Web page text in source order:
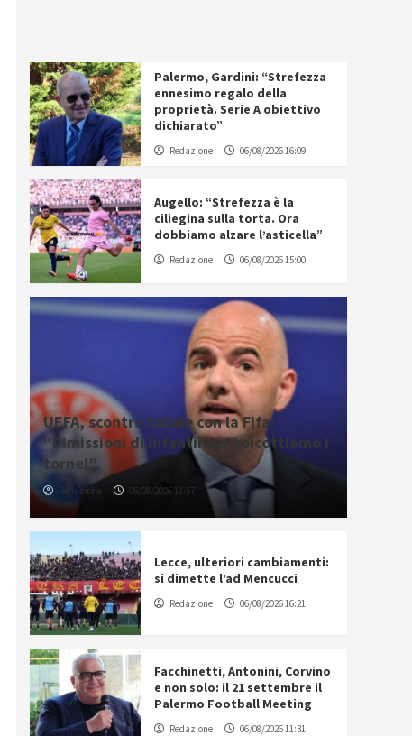
Palermo, Gardini: “Strefezza
ennesimo regalo della
proprietà. Serie A obiettivo
dichiarato”
Redazione 06/08/2026 16:09
Augello: “Strefezza è la
ciliegina sulla torta. Ora
dobbiamo alzare l’asticella”
Redazione 06/08/2026 15:00
UEFA, scontro totale con la Fifa:
“Dimissioni di Infantino o boicottiamo i
tornei”
Redazione 06/08/2026 18:57
Lecce, ulteriori cambiamenti:
si dimette l’ad Mencucci
Redazione 06/08/2026 16:21
Facchinetti, Antonini, Corvino
e non solo: il 21 settembre il
Palermo Football Meeting
Redazione 06/08/2026 11:31